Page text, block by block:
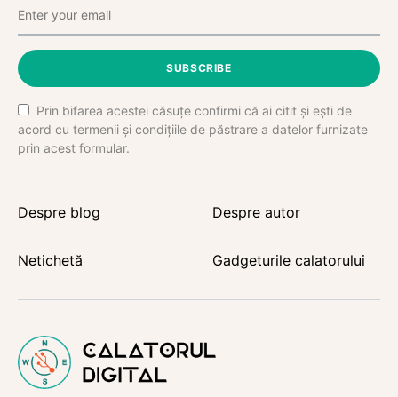
SUBSCRIBE
Prin bifarea acestei căsuțe confirmi că ai citit și ești de
acord cu termenii și condițiile de păstrare a datelor furnizate
prin acest formular.
Despre blog Despre autor
Netichetă Gadgeturile calatorului